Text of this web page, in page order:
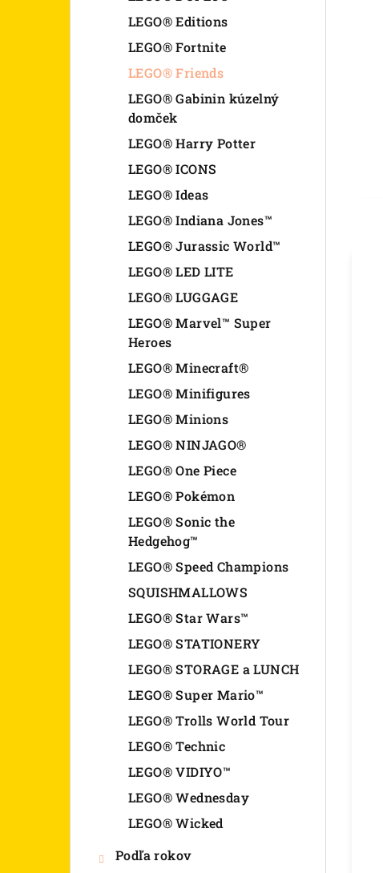
LEGO® Editions
LEGO® Fortnite
LEGO® Friends
LEGO® Gabinin kúzelný
domček
LEGO® Harry Potter
LEGO® ICONS
LEGO® Ideas
LEGO® Indiana Jones™
LEGO® Jurassic World™
LEGO® LED LITE
LEGO® LUGGAGE
LEGO® Marvel™ Super
Heroes
LEGO® Minecraft®
LEGO® Minifigures
LEGO® Minions
LEGO® NINJAGO®
LEGO® One Piece
LEGO® Pokémon
LEGO® Sonic the
Hedgehog™
LEGO® Speed Champions
SQUISHMALLOWS
LEGO® Star Wars™
LEGO® STATIONERY
LEGO® STORAGE a LUNCH
LEGO® Super Mario™
LEGO® Trolls World Tour
LEGO® Technic
LEGO® VIDIYO™
LEGO® Wednesday
LEGO® Wicked
Podľa rokov